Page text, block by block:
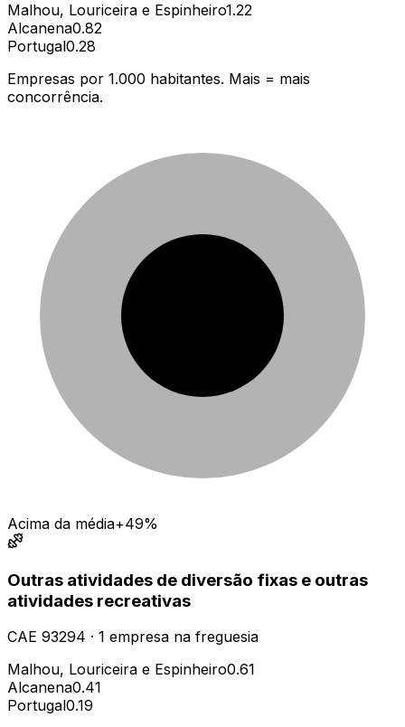
Malhou, Louriceira e Espinheiro1.22
Alcanena0.82
Portugal0.28
Empresas por 1.000 habitantes. Mais = mais
concorrência.
Acima da média+49%
Outras atividades de diversão fixas e outras
atividades recreativas
CAE 93294 · 1 empresa na freguesia
Malhou, Louriceira e Espinheiro0.61
Alcanena0.41
Portugal0.19